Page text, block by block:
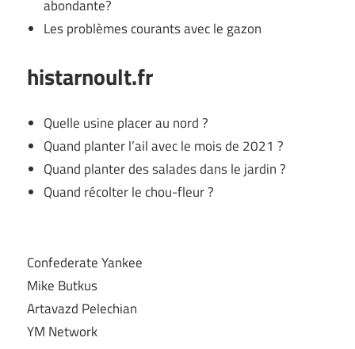
abondante?
Les problèmes courants avec le gazon
histarnoult.fr
Quelle usine placer au nord ?
Quand planter l’ail avec le mois de 2021 ?
Quand planter des salades dans le jardin ?
Quand récolter le chou-fleur ?
Confederate Yankee
Mike Butkus
Artavazd Pelechian
YM Network